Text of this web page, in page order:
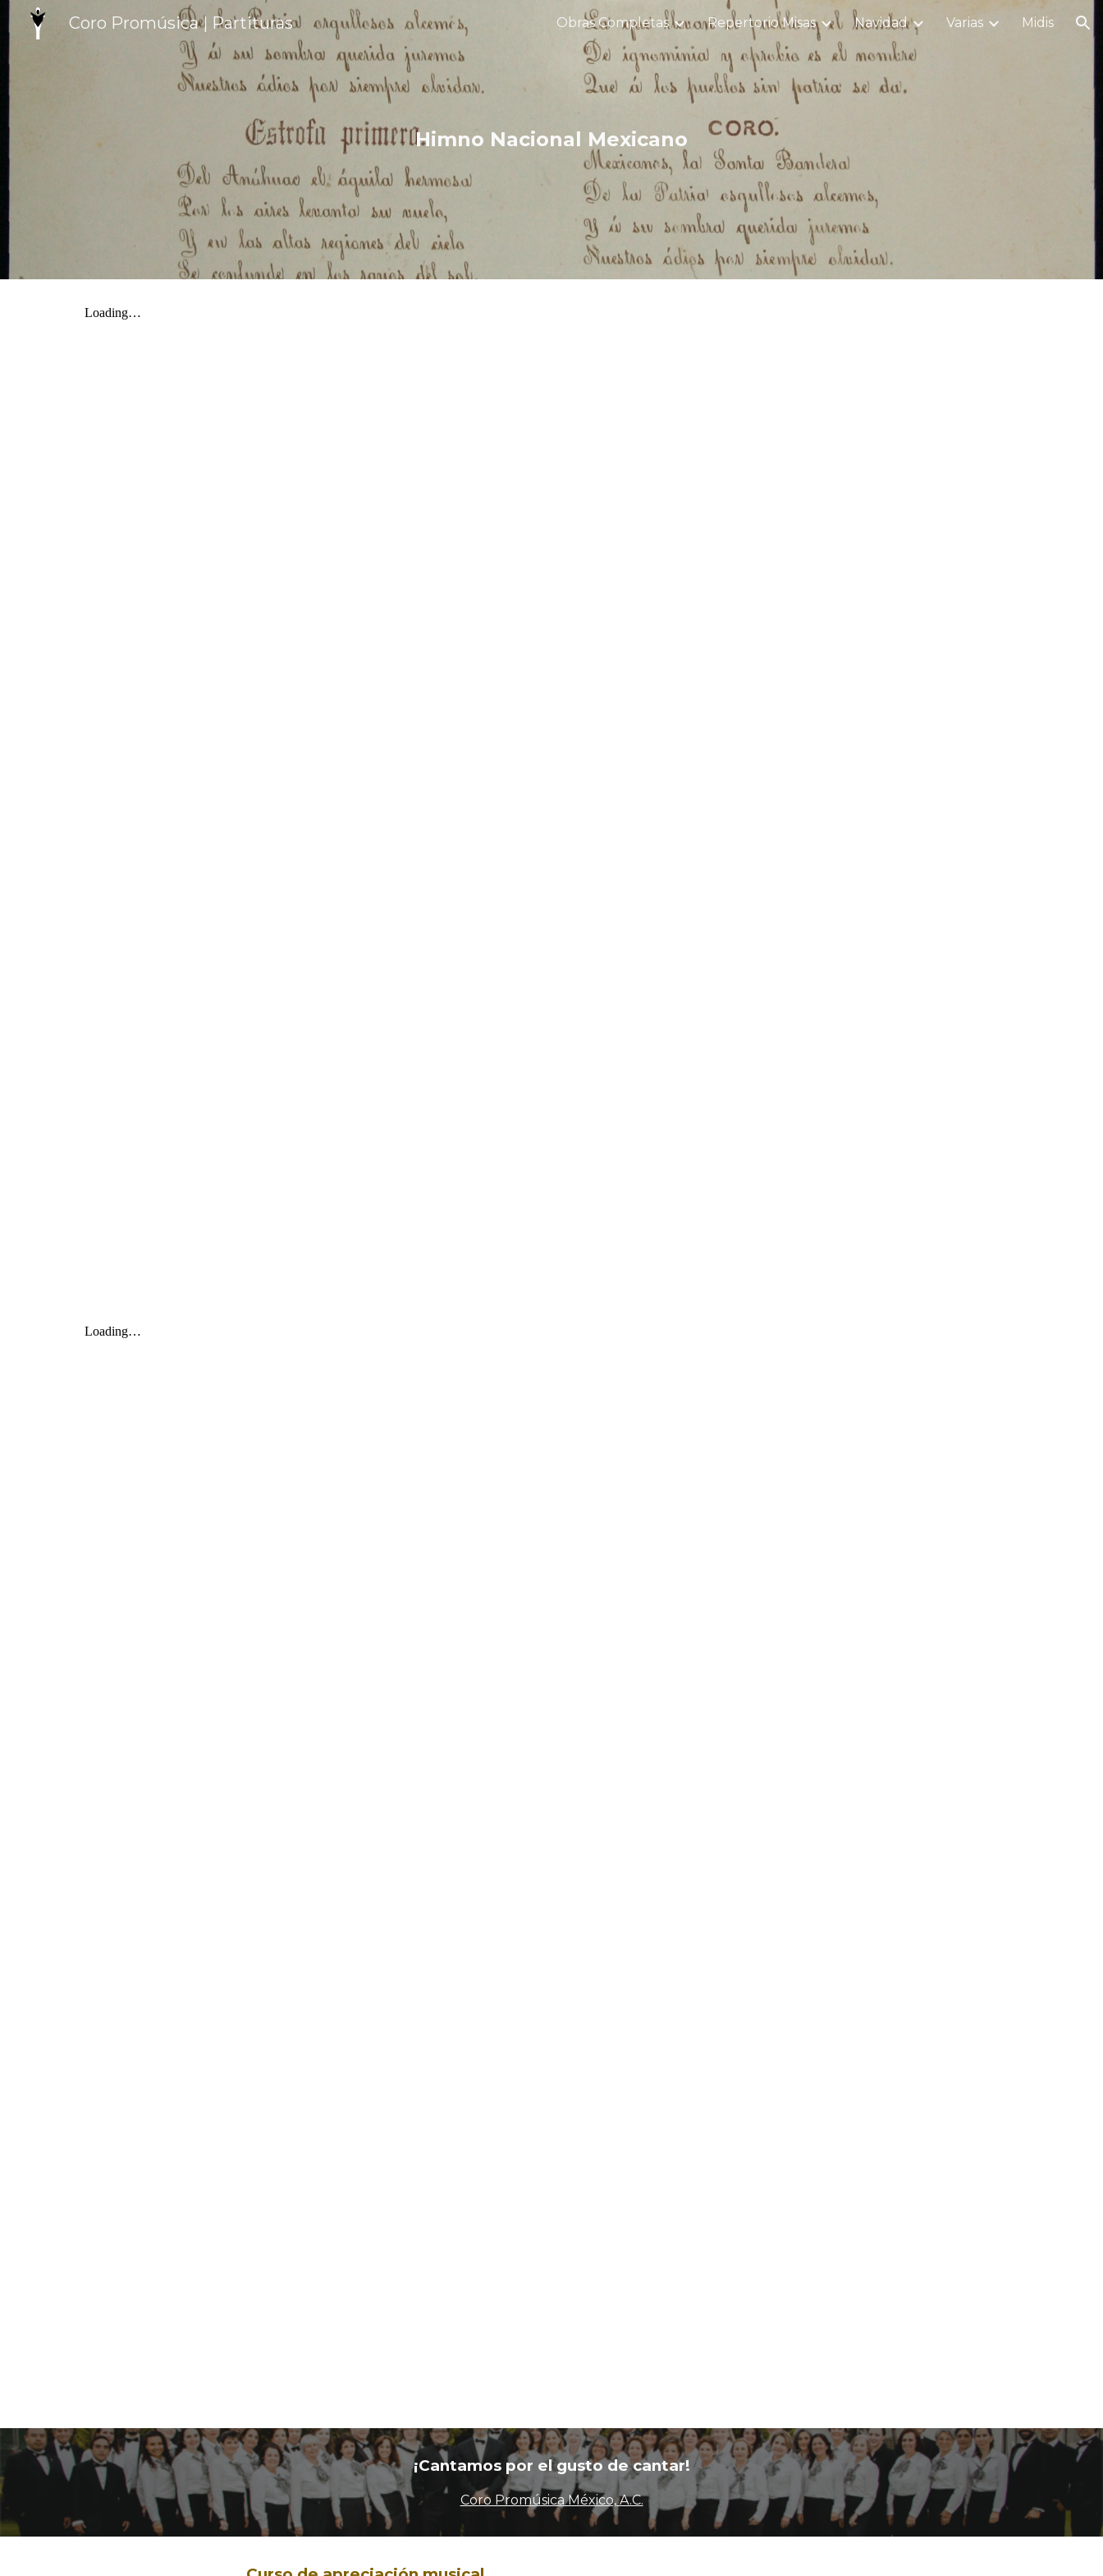
Skip to main content Skip to navigation
Coro Promúsica | Partituras Obras Completas Repertorio Misas Navidad Varias Midis
Himno Nacional Mexicano
¡Cantamos por el gusto de cantar!
Coro Promúsica México, A.C.